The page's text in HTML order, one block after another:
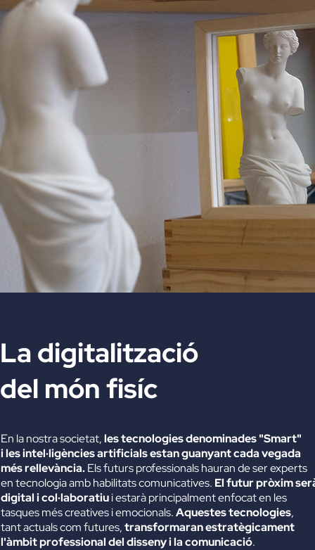
La digitalització
del món fisíc
En la nostra societat,les tecnologies denominades "Smart"
i les intel·ligències artificials estan guanyant cada vegada
més rellevància.Els futurs professionals hauran de ser experts
en tecnologia amb habilitats comunicatives. El futur pròxim
digital i col·laboratiui estarà principalment enfocat en les
tasques més creatives i emocionals.Aquestes tecnologies,
tant actuals com futures,transformaran estratègicament
l'àmbit professional del disseny i la comunicació.